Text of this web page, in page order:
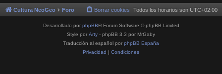
Cultura NeoGeo Foro Todos los horarios son UTC+02:00
Borrar cookies
Desarrollado por phpBB® Forum Software © phpBB Limited
Style por Arty - phpBB 3.3 por MrGaby
Traducción al español por phpBB España
Privacidad | Condiciones